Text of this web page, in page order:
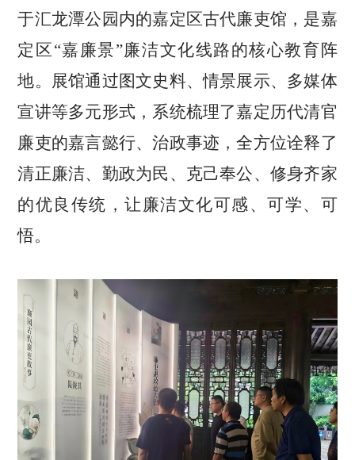
于汇龙潭公园内的嘉定区古代廉吏馆，是嘉
定区“嘉廉景”廉洁文化线路的核心教育阵
地。展馆通过图文史料、情景展示、多媒体
宣讲等多元形式，系统梳理了嘉定历代清官
廉吏的嘉言懿行、治政事迹，全方位诠释了
清正廉洁、勤政为民、克己奉公、修身齐家
的优良传统，让廉洁文化可感、可学、可
悟。